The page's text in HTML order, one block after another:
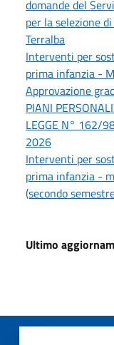
domande del
per la selezione
Terralba
Interventi per
prima infanzia -
Approvazione
PIANI
LEGGE N° 162/
2026
Interventi per
prima infanzia -
(secondo
Ultimo